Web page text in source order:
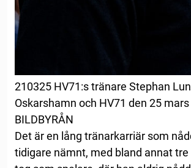
210325 HV71:s tränare Stephan
Oskarshamn och HV71 den 25
BILDBYRÅN
Det är en lång tränarkarriär som
tidigare nämnt, med bland annat